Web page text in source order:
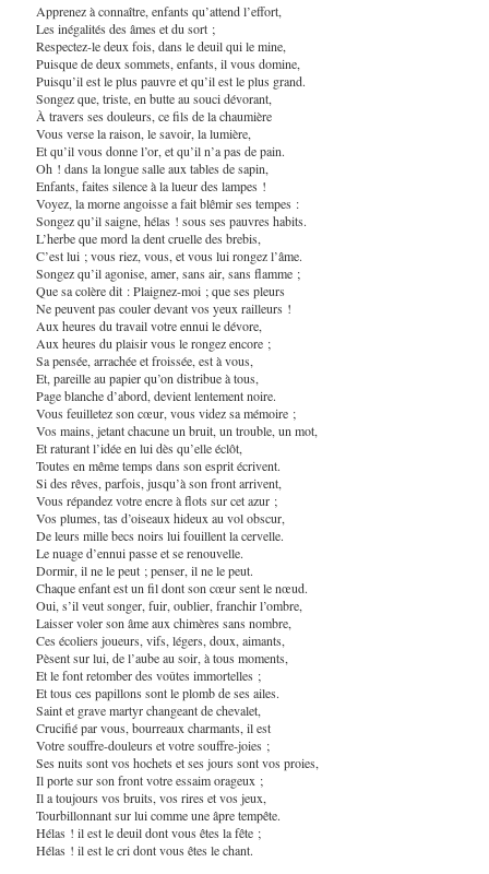
Apprenez à connaître, enfants qu’attend l’effort,
Les inégalités des âmes et du sort ;
Respectez-le deux fois, dans le deuil qui le mine,
Puisque de deux sommets, enfants, il vous domine,
Puisqu’il est le plus pauvre et qu’il est le plus grand.
Songez que, triste, en butte au souci dévorant,
À travers ses douleurs, ce fils de la chaumière
Vous verse la raison, le savoir, la lumière,
Et qu’il vous donne l’or, et qu’il n’a pas de pain.
Oh ! dans la longue salle aux tables de sapin,
Enfants, faites silence à la lueur des lampes !
Voyez, la morne angoisse a fait blêmir ses tempes :
Songez qu’il saigne, hélas ! sous ses pauvres habits.
L’herbe que mord la dent cruelle des brebis,
C’est lui ; vous riez, vous, et vous lui rongez l’âme.
Songez qu’il agonise, amer, sans air, sans flamme ;
Que sa colère dit : Plaignez-moi ; que ses pleurs
Ne peuvent pas couler devant vos yeux railleurs !
Aux heures du travail votre ennui le dévore,
Aux heures du plaisir vous le rongez encore ;
Sa pensée, arrachée et froissée, est à vous,
Et, pareille au papier qu’on distribue à tous,
Page blanche d’abord, devient lentement noire.
Vous feuilletez son cœur, vous videz sa mémoire ;
Vos mains, jetant chacune un bruit, un trouble, un mot,
Et raturant l’idée en lui dès qu’elle éclôt,
Toutes en même temps dans son esprit écrivent.
Si des rêves, parfois, jusqu’à son front arrivent,
Vous répandez votre encre à flots sur cet azur ;
Vos plumes, tas d’oiseaux hideux au vol obscur,
De leurs mille becs noirs lui fouillent la cervelle.
Le nuage d’ennui passe et se renouvelle.
Dormir, il ne le peut ; penser, il ne le peut.
Chaque enfant est un fil dont son cœur sent le nœud.
Oui, s’il veut songer, fuir, oublier, franchir l’ombre,
Laisser voler son âme aux chimères sans nombre,
Ces écoliers joueurs, vifs, légers, doux, aimants,
Pèsent sur lui, de l’aube au soir, à tous moments,
Et le font retomber des voûtes immortelles ;
Et tous ces papillons sont le plomb de ses ailes.
Saint et grave martyr changeant de chevalet,
Crucifié par vous, bourreaux charmants, il est
Votre souffre-douleurs et votre souffre-joies ;
Ses nuits sont vos hochets et ses jours sont vos proies,
Il porte sur son front votre essaim orageux ;
Il a toujours vos bruits, vos rires et vos jeux,
Tourbillonnant sur lui comme une âpre tempête.
Hélas ! il est le deuil dont vous êtes la fête ;
Hélas ! il est le cri dont vous êtes le chant.